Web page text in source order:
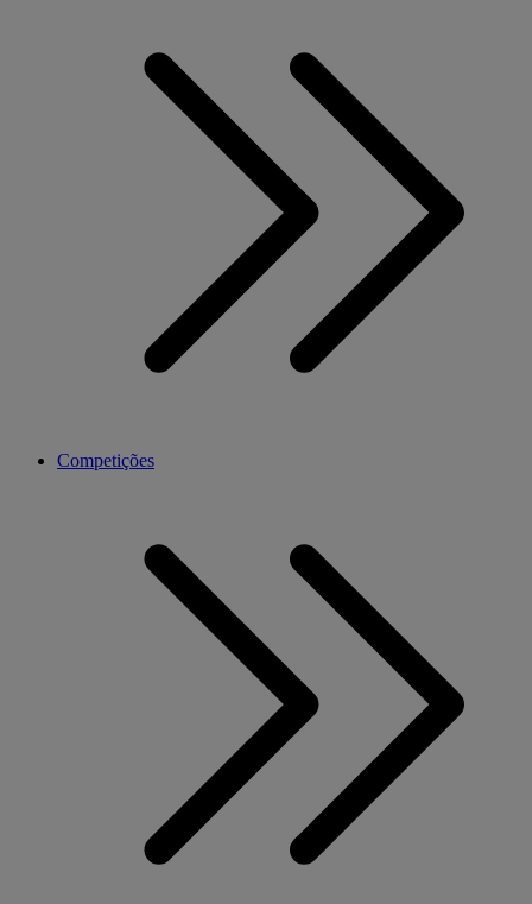
Competições